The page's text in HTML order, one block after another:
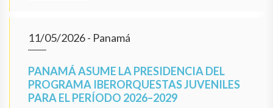
11/05/2026- Panamá
PANAMÁ ASUME LA PRESIDENCIA DEL
PROGRAMA IBERORQUESTAS JUVENILES
PARA EL PERÍODO 2026–2029